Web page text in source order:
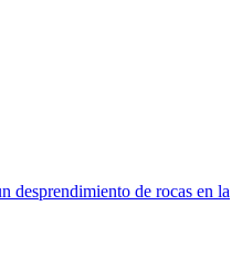
desprendimiento de rocas en la